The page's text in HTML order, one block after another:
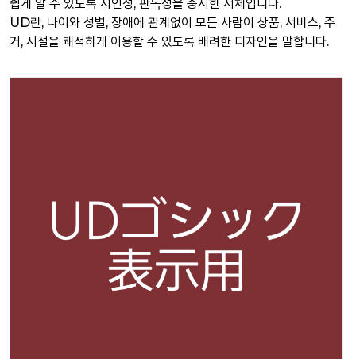
쉽게 알 수 있도록 시인성, 판독성을 중시한 서체입니다.
UD란, 나이와 성별, 장애에 관계없이 모든 사람이 상품, 서비스, 주
거, 시설을 쾌적하게 이용할 수 있도록 배려한 디자인을 말합니다.